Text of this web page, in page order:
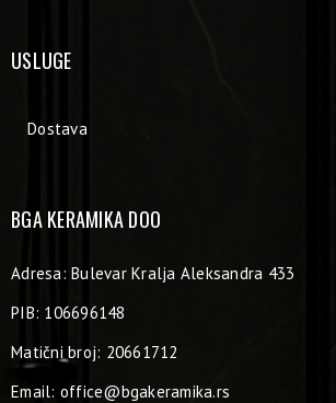
USLUGE
Dostava
BGA KERAMIKA DOO
Adresa: Bulevar Kralja Aleksandra 433
PIB: 106696148
Matični broj: 20661712
Email: office@bgakeramika.rs